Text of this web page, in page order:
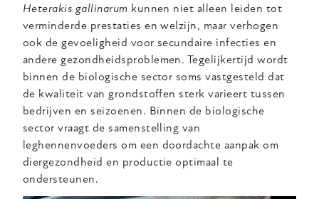
Heterakis gallinarum kunnen niet alleen leiden tot
verminderde prestaties en welzijn, maar verhogen
ook de gevoeligheid voor secundaire infecties en
andere gezondheidsproblemen. Tegelijkertijd wordt
binnen de biologische sector soms vastgesteld dat
de kwaliteit van grondstoffen sterk varieert tussen
bedrijven en seizoenen. Binnen de biologische
sector vraagt de samenstelling van
leghennenvoeders om een doordachte aanpak om
diergezondheid en productie optimaal te
ondersteunen.